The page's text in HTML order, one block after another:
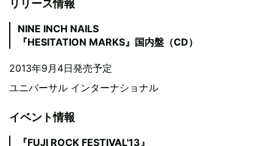
リリース情報
NINE INCH NAILS
『HESITATION MARKS』国内盤（CD）
2013年9月4日発売予定
ユニバーサル インターナショナル
イベント情報
『FUJI ROCK FESTIVAL'13』